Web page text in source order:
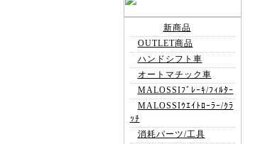
新商品
OUTLET商品
ハンドシフト車
オートマチック車
MALOSSIﾌﾞﾚｰｷ/ﾌｨﾙﾀｰ
MALOSSIｳｴｲﾄﾛｰﾗｰ/ｸﾗ
ｯﾁ
消耗パーツ/工具